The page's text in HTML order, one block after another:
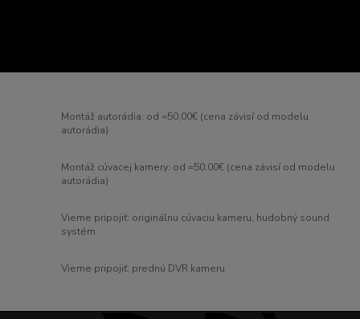
Montáž autorádia: od =50,00€ (cena závisí od modelu
autorádia)
Montáž cúvacej kamery: od =50,00€ (cena závisí od modelu
autorádia)
Vieme pripojiť: originálnu cúvaciu kameru, hudobný sound
systém
Vieme pripojiť: prednú DVR kameru